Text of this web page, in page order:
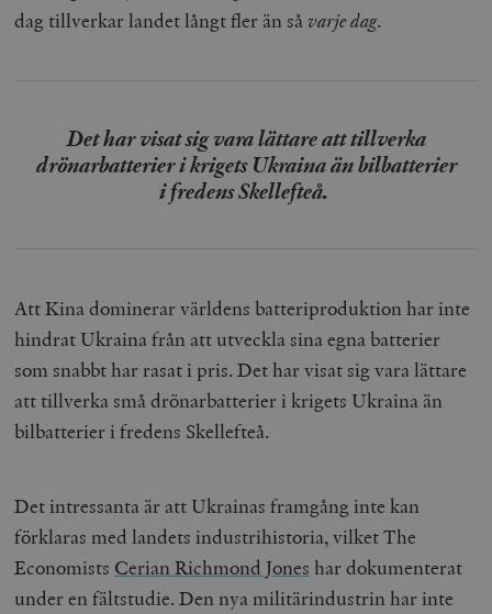
dag tillverkar landet långt fler än såvarje dag.
Det har visat sig vara lättare att tillverka
drönarbatterier i krigets Ukraina än bilbatterier
i fredens Skellefteå.
Att Kina dominerar världens batteriproduktion har inte
hindrat Ukraina från att utveckla sina egna batterier
som snabbt har rasat i pris. Det har visat sig vara lättare
att tillverka små drönarbatterier i krigets Ukraina än
bilbatterier i fredens Skellefteå.
Det intressanta är att Ukrainas framgång inte kan
förklaras med landets industrihistoria, vilket The
Economists Cerian Richmond Jones har dokumenterat
under en fältstudie. Den nya militärindustrin har inte